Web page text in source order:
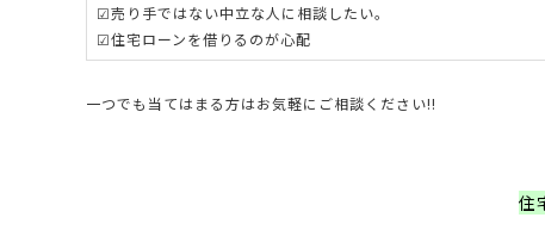
☑売り手ではない中立な人に相談したい。
☑住宅ローンを借りるのが心配
一つでも当てはまる方はお気軽にご相談ください!!
住